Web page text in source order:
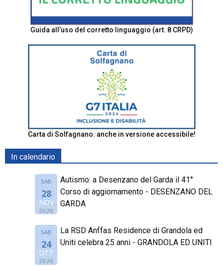
Guida all’uso del corretto linguaggio (art. 8 CRPD)
Carta di Solfagnano: anche in versione accessibile!
In calendario
SAB
28
NOV
2026
Autismo: a Desenzano del Garda il 41°
Corso di aggiornamento - DESENZANO DEL
GARDA
SAB
24
OTT
2026
La RSD Anffas Residence di Grandola ed
Uniti celebra 25 anni - GRANDOLA ED UNITI